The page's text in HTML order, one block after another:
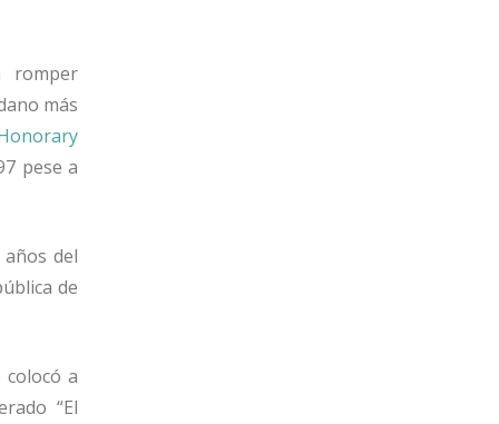
romper
más
pese a
ños del
ública de
colocó a
“El